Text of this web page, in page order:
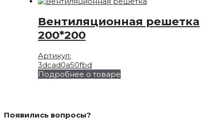
Вентиляционная решетка
200*200
Артикул:
3dcad0a50fbd
Подробнее о товаре
Появились вопросы?